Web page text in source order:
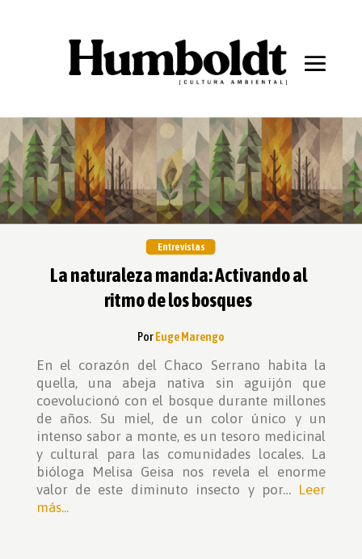
Entrevistas
La naturaleza manda: Activando al
ritmo de los bosques
PorEuge Marengo
En el corazón del Chaco Serrano habita la
quella, una abeja nativa sin aguijón que
coevolucionó con el bosque durante millones
de años. Su miel, de un color único y un
intenso sabor a monte, es un tesoro medicinal
y cultural para las comunidades locales. La
bióloga Melisa Geisa nos revela el enorme
valor de este diminuto insecto y por… Leer
más...